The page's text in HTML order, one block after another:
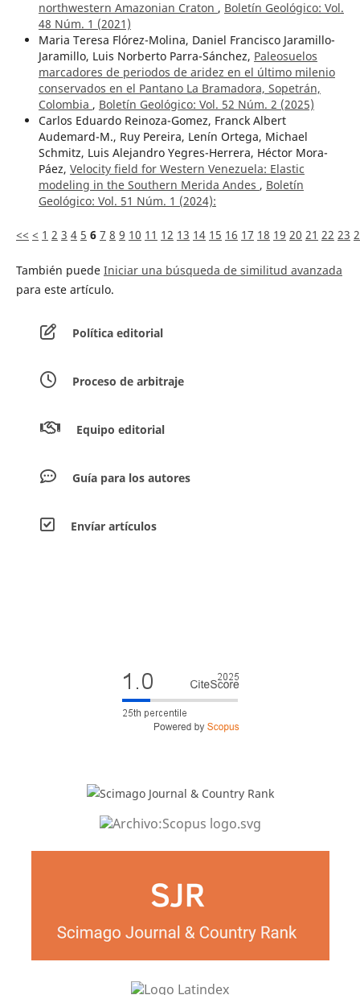
northwestern Amazonian Craton , Boletín Geológico: Vol.
48 Núm. 1 (2021)
Maria Teresa Flórez-Molina, Daniel Francisco Jaramillo-
Jaramillo, Luis Norberto Parra-Sánchez, Paleosuelos
marcadores de periodos de aridez en el último milenio
conservados en el Pantano La Bramadora, Sopetrán,
Colombia , Boletín Geológico: Vol. 52 Núm. 2 (2025)
Carlos Eduardo Reinoza-Gomez, Franck Albert
Audemard-M., Ruy Pereira, Lenín Ortega, Michael
Schmitz, Luis Alejandro Yegres-Herrera, Héctor Mora-
Páez, Velocity field for Western Venezuela: Elastic
modeling in the Southern Merida Andes , Boletín
Geológico: Vol. 51 Núm. 1 (2024):
<< < 1 2 3 4 5 6 7 8 9 10 11 12 13 14 15 16 17 18 19 20 21 22 23
También puede Iniciar una búsqueda de similitud avanzada
para este artículo.
Política editorial
Proceso de arbitraje
Equipo editorial
Guía para los autores
Envíar artículos